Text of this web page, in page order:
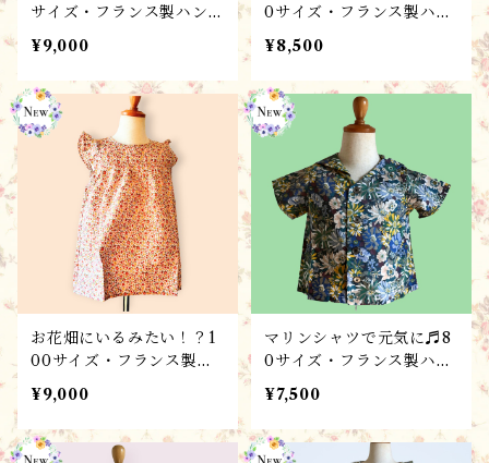
サイズ・フランス製ハンド
メイド子供服 / ワンピー
ス・ローブプロヴァンス/
春夏コレクション♬ギフト
にもおすすめ！
¥9,000
0サイズ・フランス製ハン
ドメイド子供服/ワンピー
ス・ローブフル－ル/ 春
夏コレクション・ギフトに
も♬
¥8,500
お花畑にいるみたい！？1
00サイズ・フランス製ハ
ンドメイド子供服 /ワンピ
ース・ローブフル－ル/
春夏コレクション・ギフト
に♬
¥9,000
マリンシャツで元気に♬8
0サイズ・フランス製ハン
ドメイド子供服 /男女兼用
シャツ・ブラウス・マリン
フルール 80サイズ（１
～２歳）/atelier tomocc
¥7,500